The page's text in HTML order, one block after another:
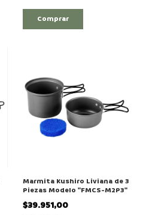
Marmita Kushiro Liviana de 3
Piezas Modelo "FMCS-M2P3"
$39.951,00